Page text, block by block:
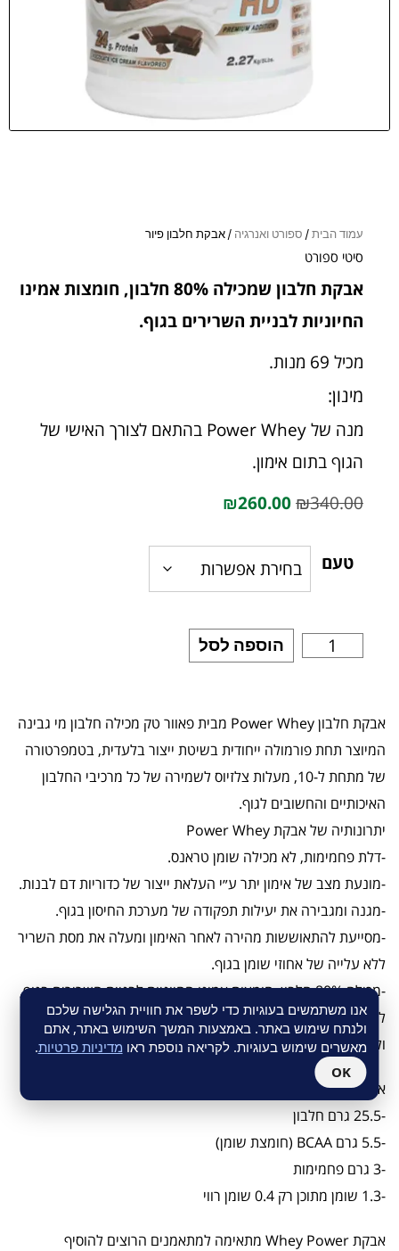
עמוד הבית/ ספורט ואנרגיה / אבקת חלבון פיור
סיטי ספורט
אבקת חלבון שמכילה 80% חלבון, חומצות אמינו
החיוניות לבניית השרירים בגוף.
מכיל 69 מנות.
מינון:
מנה של Power Whey בהתאם לצורך האישי של
הגוף בתום אימון.
₪340.00
₪260.00
טעם
הוספה לסל
אבקת חלבון Power Whey מבית פאוור טק מכילה חלבון מי גבינה
המיוצר תחת פורמולה ייחודית בשיטת ייצור בלעדית, בטמפרטורה
של מתחת ל-10, מעלות צלזיוס לשמירה של כל מרכיבי החלבון
האיכותיים והחשובים לגוף.
יתרונותיה של אבקת Power Whey
-דלת פחמימות, לא מכילה שומן טראנס.
-מונעת מצב של אימון יתר ע״י העלאת ייצור של כדוריות דם לבנות.
-מגנה ומגבירה את יעילות תפקודה של מערכת החיסון בגוף.
-מסייעת להתאוששות מהירה לאחר האימון ומעלה את מסת השריר
ללא עלייה של אחוזי שומן בגוף.
-מכילה 80% חלבון, חומצות אמינו החיוניות לבניית השרירים בגוף,
לספיגה אופיטמאלית של החלבונים, העלאת רמת הכוח בשריר
ולשיקום רקמות השרירים אשר נהרסות בזמן ואחרי האימון.
אבקת Power Whey מכילה בכל מנה:
-25.5 גרם חלבון
-5.5 גרם BCAA (חומצת שומן)
-3 גרם פחמימות
-1.3 שומן מתוכן רק 0.4 שומן רווי
אבקת Whey Power מתאימה למתאמנים הרוצים להוסיף
אנו משתמשים בעוגיות כדי לשפר את חוויית הגלישה שלכם
ולנתח שימוש באתר. באמצעות המשך השימוש באתר, אתם
מאשרים שימוש בעוגיות. לקריאה נוספת ראו מדיניות פרטיות.
OK